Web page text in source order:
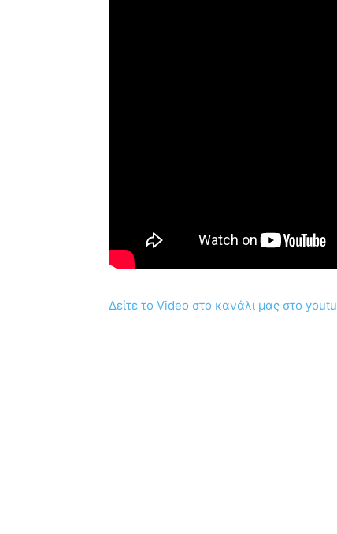
Δείτε το Video στο κανάλι μας στο